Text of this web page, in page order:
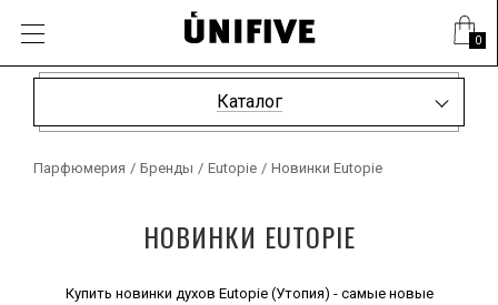
0
Каталог
Парфюмерия / Бренды / Eutopie / Новинки Eutopie
НОВИНКИ EUTOPIE
Купить новинки духов Eutopie (Утопия) - самые новые